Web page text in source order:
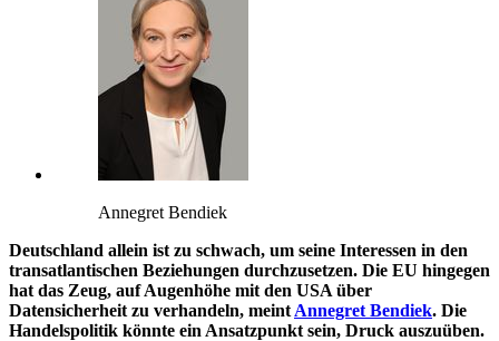
Annegret Bendiek
Deutschland allein ist zu schwach, um seine Interessen in den
transatlantischen Beziehungen durchzusetzen. Die EU hingegen
hat das Zeug, auf Augenhöhe mit den USA über
Datensicherheit zu verhandeln, meint Annegret Bendiek. Die
Handelspolitik könnte ein Ansatzpunkt sein, Druck auszuüben.